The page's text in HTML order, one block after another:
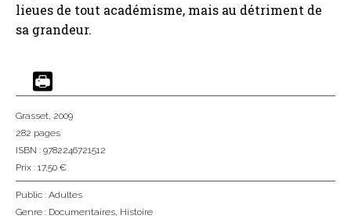
lieues de tout académisme, mais au détriment de
sa grandeur.
Grasset, 2009
282 pages
ISBN : 9782246721512
Prix : 17,50 €
Public : Adultes
Genre : Documentaires, Histoire